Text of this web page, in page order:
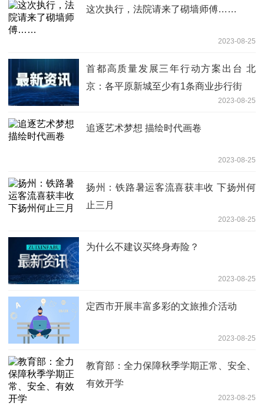
这次执行，法院请来了砌墙师傅……
2023-08-25
首都高质量发展三年行动方案出台 北
京：各平原新城至少有1条商业步行街
2023-08-25
追逐艺术梦想 描绘时代画卷
2023-08-25
扬州：铁路暑运客流喜获丰收 下扬州何
止三月
2023-08-25
为什么不建议买终身寿险？
2023-08-25
定西市开展丰富多彩的文旅推介活动
2023-08-25
教育部：全力保障秋季学期正常、安全、
有效开学
2023-08-25